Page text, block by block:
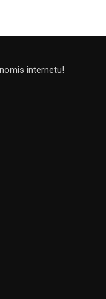
internetu!